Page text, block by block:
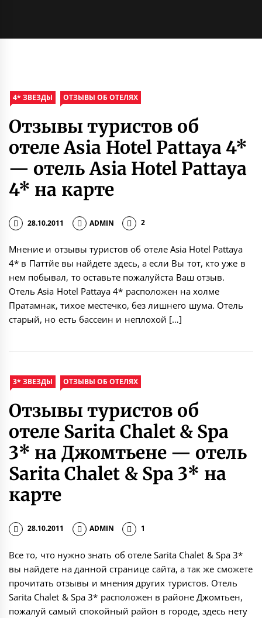
4* ЗВЕЗДЫ ОТЗЫВЫ ОБ ОТЕЛЯХ
Отзывы туристов об
отеле Asia Hotel Pattaya 4*
— отель Asia Hotel Pattaya
4* на карте
28.10.2011 ADMIN 2
Мнение и отзывы туристов об отеле Asia Hotel Pattaya
4* в Паттйе вы найдете здесь, а если Вы тот, кто уже в
нем побывал, то оставьте пожалуйста Ваш отзыв.
Отель Asia Hotel Pattaya 4* расположен на холме
Пратамнак, тихое местечко, без лишнего шума. Отель
старый, но есть бассеин и неплохой […]
3* ЗВЕЗДЫ ОТЗЫВЫ ОБ ОТЕЛЯХ
Отзывы туристов об
отеле Sarita Chalet & Spa
3* на Джомтьене — отель
Sarita Chalet & Spa 3* на
карте
28.10.2011 ADMIN 1
Все то, что нужно знать об отеле Sarita Chalet & Spa 3*
вы найдете на данной странице сайта, а так же сможете
прочитать отзывы и мнения других туристов. Отель
Sarita Chalet & Spa 3* расположен в районе Джомтьен,
пожалуй самый спокойный район в городе, здесь нету